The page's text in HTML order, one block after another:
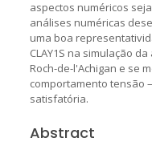
aspectos numéricos
análises numéricas
uma boa
CLAY1S na simulação
Roch-de-l'Achigan e se
comportamento tensão
satisfatória.
Abstract